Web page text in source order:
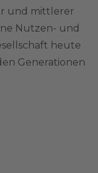
und mittlerer
Nutzen- und
heute
Generationen